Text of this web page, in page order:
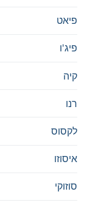
פיאט
פיג'ו
קיה
רנו
לקסוס
איסוזו
סוזוקי